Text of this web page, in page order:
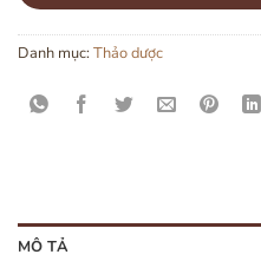
Danh mục:Thảo dược
MÔ TẢ